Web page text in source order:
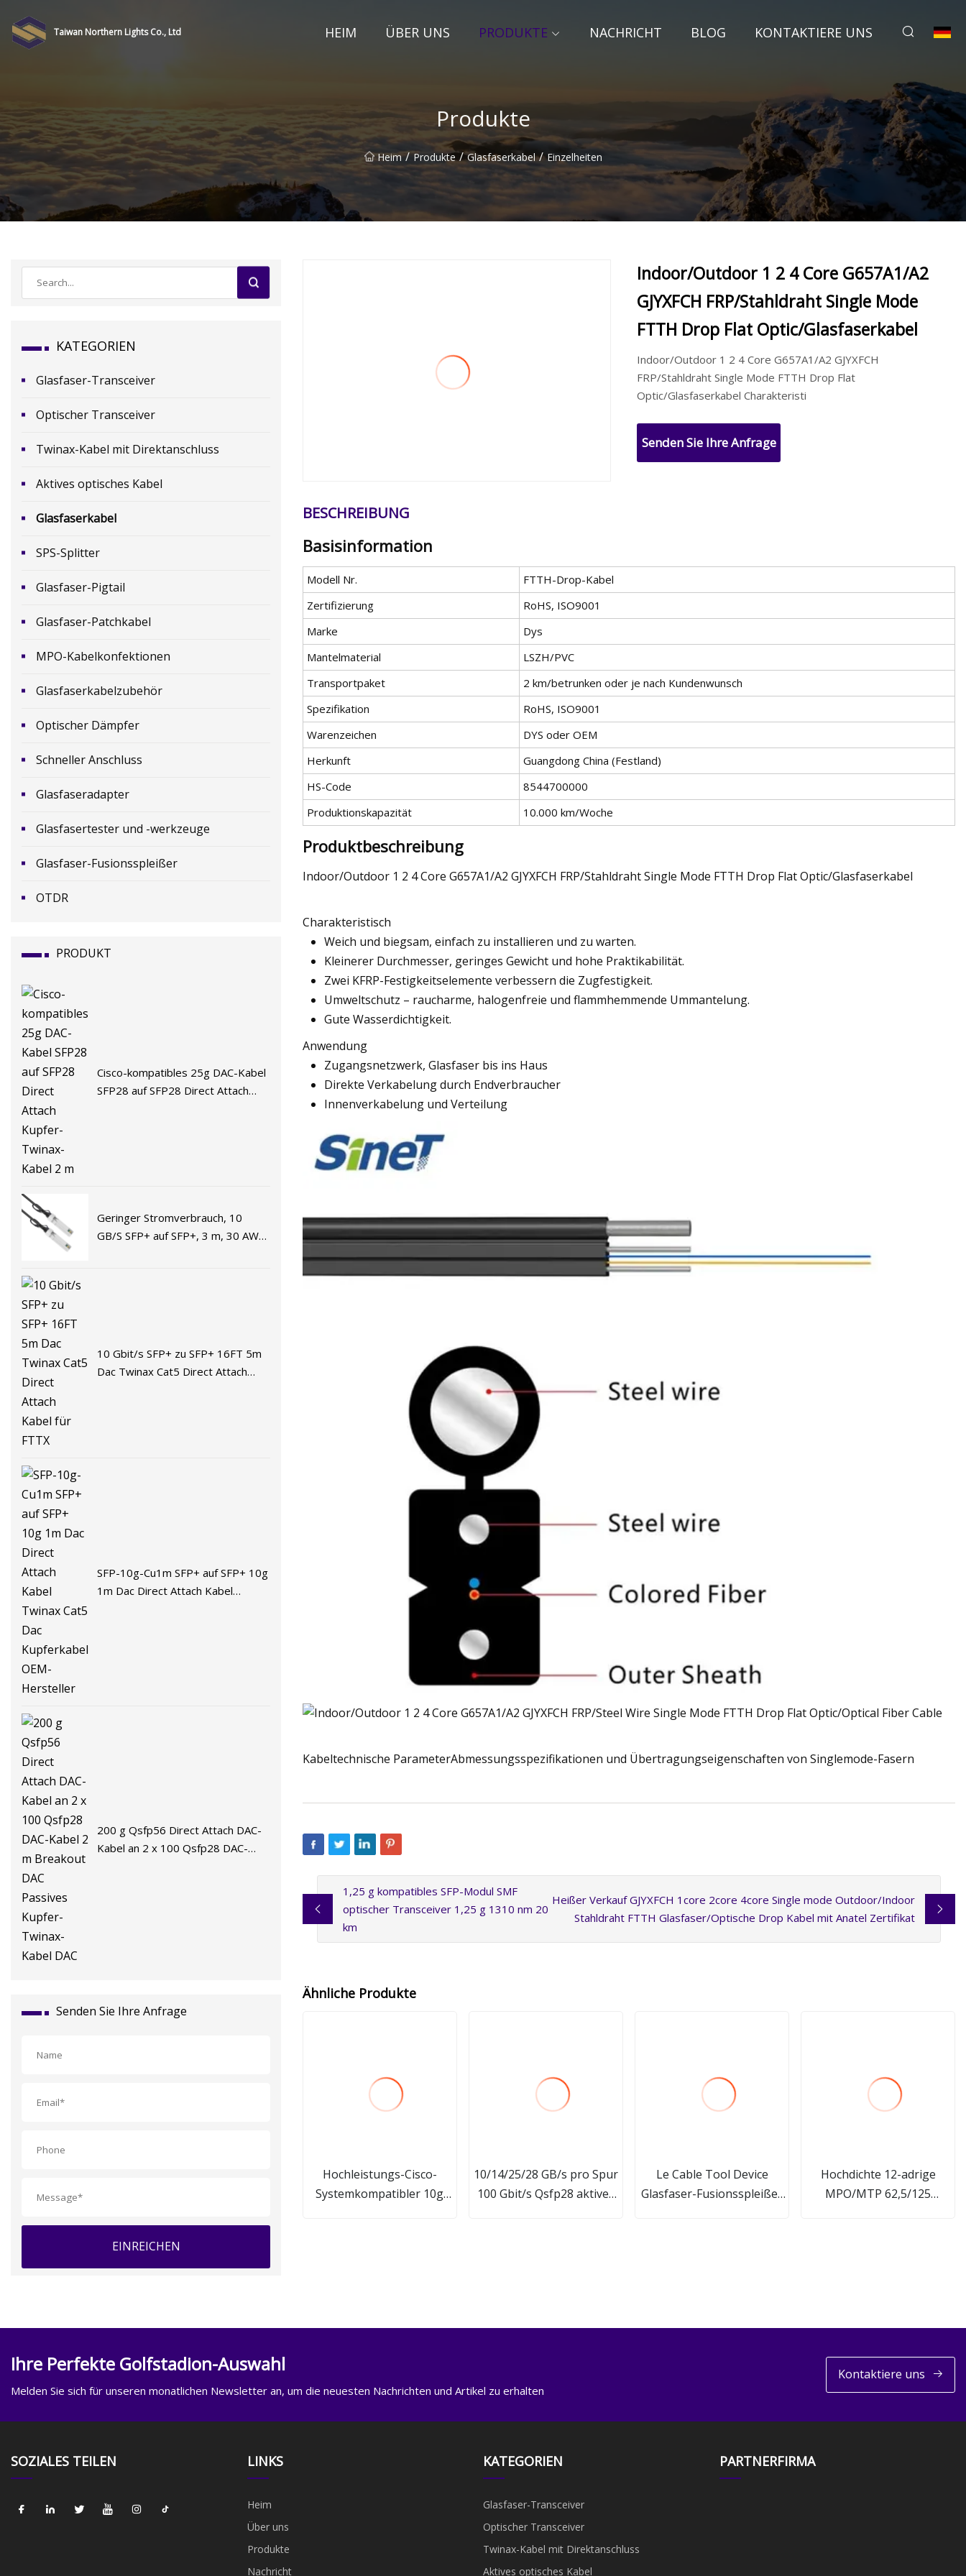
Taiwan Northern Lights Co., Ltd HEIM ÜBER UNS PRODUKTE NACHRICHT BLOG KONTAKTIERE UNS
Produkte
Heim / Produkte / Glasfaserkabel / Einzelheiten
KATEGORIEN
Glasfaser-Transceiver
Optischer Transceiver
Twinax-Kabel mit Direktanschluss
Aktives optisches Kabel
Glasfaserkabel
SPS-Splitter
Glasfaser-Pigtail
Glasfaser-Patchkabel
MPO-Kabelkonfektionen
Glasfaserkabelzubehör
Optischer Dämpfer
Schneller Anschluss
Glasfaseradapter
Glasfasertester und -werkzeuge
Glasfaser-Fusionsspleißer
OTDR
PRODUKT
Cisco-kompatibles 25g DAC-Kabel
SFP28 auf SFP28 Direct Attach
Geringer Stromverbrauch, 10
GB/S SFP+ auf SFP+, 3 m, 30 AWG
10 Gbit/s SFP+ zu SFP+ 16FT 5m
Dac Twinax Cat5 Direct Attach
SFP-10g-Cu1m SFP+ auf SFP+ 10g
1m Dac Direct Attach Kabel
200 g Qsfp56 Direct Attach DAC-
Kabel an 2 x 100 Qsfp28 DAC-
Senden Sie Ihre Anfrage
EINREICHEN
Indoor/Outdoor 1 2 4 Core G657A1/A2
GJYXFCH FRP/Stahldraht Single Mode
FTTH Drop Flat Optic/Glasfaserkabel
Indoor/Outdoor 1 2 4 Core G657A1/A2 GJYXFCH
FRP/Stahldraht Single Mode FTTH Drop Flat
Optic/Glasfaserkabel Charakteristi
Senden Sie Ihre Anfrage
BESCHREIBUNG
Basisinformation
Modell Nr.
FTTH-Drop-Kabel
Zertifizierung
RoHS, ISO9001
Marke
Dys
Mantelmaterial
LSZH/PVC
Transportpaket
2 km/betrunken oder je nach Kundenwunsch
Spezifikation
RoHS, ISO9001
Warenzeichen
DYS oder OEM
Herkunft
Guangdong China (Festland)
HS-Code
8544700000
Produktionskapazität
10.000 km/Woche
Produktbeschreibung
Indoor/Outdoor 1 2 4 Core G657A1/A2 GJYXFCH FRP/Stahldraht Single Mode FTTH Drop Flat Optic/Glasfaserkabel
Charakteristisch
Weich und biegsam, einfach zu installieren und zu warten.
Kleinerer Durchmesser, geringes Gewicht und hohe Praktikabilität.
Zwei KFRP-Festigkeitselemente verbessern die Zugfestigkeit.
Umweltschutz – raucharme, halogenfreie und flammhemmende Ummantelung.
Gute Wasserdichtigkeit.
Anwendung
Zugangsnetzwerk, Glasfaser bis ins Haus
Direkte Verkabelung durch Endverbraucher
Innenverkabelung und Verteilung
Kabeltechnische ParameterAbmessungsspezifikationen und Übertragungseigenschaften von Singlemode-Fasern
1,25 g kompatibles SFP-Modul SMF
optischer Transceiver 1,25 g 1310 nm 20
km
Heißer Verkauf GJYXFCH 1core 2core 4core Single mode Outdoor/Indoor
Stahldraht FTTH Glasfaser/Optische Drop Kabel mit Anatel Zertifikat
Ähnliche Produkte
Hochleistungs-Cisco-
Systemkompatibler 10g
10/14/25/28 GB/s pro Spur
100 Gbit/s Qsfp28 aktives
Le Cable Tool Device
Glasfaser-Fusionsspleißer
Hochdichte 12-adrige
MPO/MTP 62,5/125
Ihre Perfekte Golfstadion-Auswahl
Melden Sie sich für unseren monatlichen Newsletter an, um die neuesten Nachrichten und Artikel zu erhalten
Kontaktiere uns
SOZIALES TEILEN LINKS
Heim
Über uns
Produkte
Nachricht
KATEGORIEN
Glasfaser-Transceiver
Optischer Transceiver
Twinax-Kabel mit Direktanschluss
Aktives optisches Kabel
PARTNERFIRMA